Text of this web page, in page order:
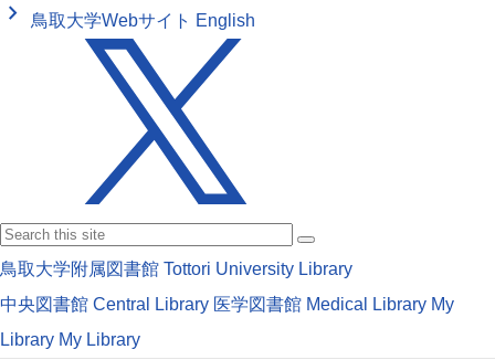
keyboard_arrow_right 鳥取大学Webサイト English
鳥取大学附属図書館 Tottori University Library
中央図書館 Central Library 医学図書館 Medical Library My
Library My Library